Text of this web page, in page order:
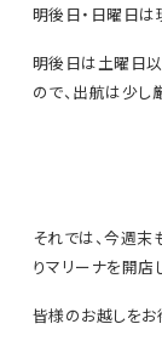
明後日・日曜日は
明後日は土曜日
ので、出航は少し
それでは、今週
りマリーナを開店
皆様のお越しをお